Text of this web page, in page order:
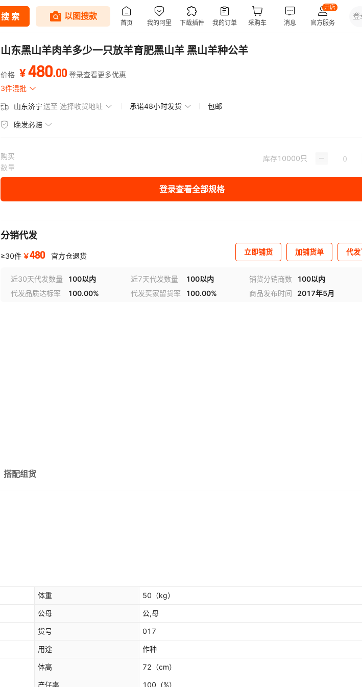
山东黑山羊肉羊多少一只放羊育肥黑山羊 黑山羊种公羊
价格 ¥480.00 登录查看更多优惠
3件混批
山东济宁送至 选择收货地址 承诺48小时发货 包邮
晚发必赔
购买
数量
库存10000只
登录查看全部规格
分销代发
≥30件 ￥480 官方仓退货 立即铺货 加铺货单 代
近30天代发数量 100以内 近7天代发数量 100以内 铺货分销商数
100以内
代发品质达标率
100.00% 代发买家留货率 100.00% 商品发布时间 2017年5月
搭配组货
体重 50 （kg）
公母 公,母
货号 017
用途 作种
体高 72 （cm）
产仔率 100 （%）